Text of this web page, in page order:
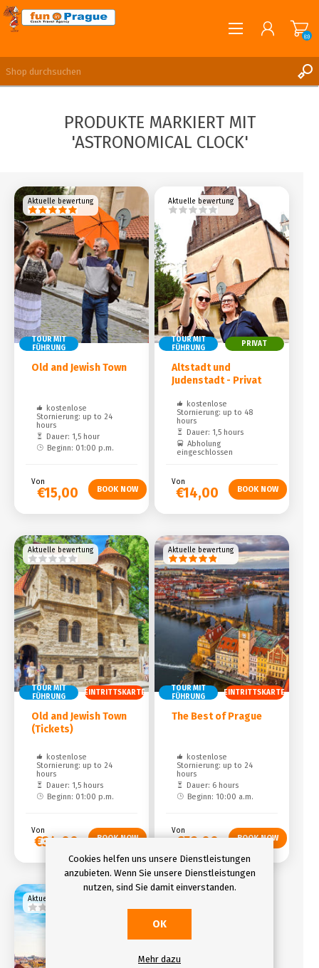
ANMELDEN
(0)
PRODUKTE MARKIERT MIT
'ASTRONOMICAL CLOCK'
TOUR MIT
FÜHRUNG
Old and Jewish Town
kostenlose
Stornierung: up to 24
hours
Dauer: 1,5 hour
Beginn: 01:00 p.m.
Aktuelle bewertung
Von
€15,00
TOUR MIT
FÜHRUNG
PRIVAT
Altstadt und
Judenstadt - Privat
kostenlose
Stornierung: up to 48
hours
Dauer: 1,5 hours
Abholung
eingeschlossen
Aktuelle bewertung
Von
€14,00
TOUR MIT
FÜHRUNG
EINTRITTSKARTE
Old and Jewish Town
(Tickets)
kostenlose
Stornierung: up to 24
hours
Dauer: 1,5 hours
Beginn: 01:00 p.m.
Aktuelle bewertung
Von
€34,00
TOUR MIT
FÜHRUNG
EINTRITTSKARTE
The Best of Prague
kostenlose
Stornierung: up to 24
hours
Dauer: 6 hours
Beginn: 10:00 a.m.
Aktuelle bewertung
Von
€52,00
Aktuelle bewertung
Cookies helfen uns unsere Dienstleistungen
anzubieten. Wenn Sie unsere Dienstleistungen
nutzen, sind Sie damit einverstanden.
OK
Mehr dazu